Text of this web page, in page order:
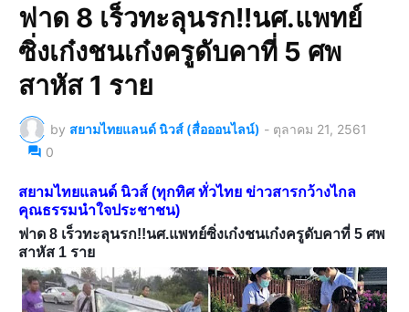
ฟาด 8 เร็วทะลุนรก!!นศ.แพทย์
ซิ่งเก๋งชนเก๋งครูดับคาที่ 5 ศพ
สาหัส 1 ราย
by สยามไทยแลนด์ นิวส์ (สื่อออนไลน์) - ตุลาคม 21, 2561
0
สยามไทยแลนด์ นิวส์ (ทุกทิศ ทั่วไทย ข่าวสารกว้างไกล
คุณธรรมนำใจประชาชน)
ฟาด 8 เร็วทะลุนรก!!นศ.แพทย์ซิ่งเก๋งชนเก๋งครูดับคาที่ 5 ศพ
สาหัส 1 ราย